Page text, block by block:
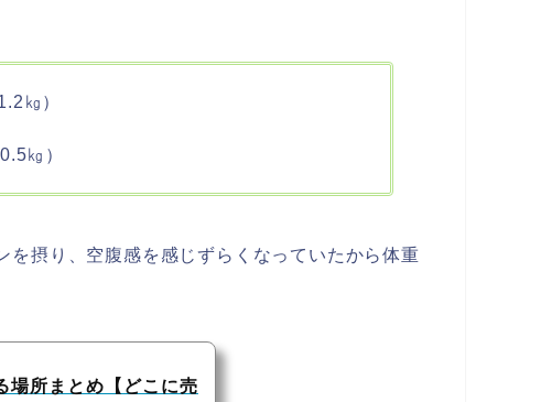
㎏）
㎏）
を摂り、空腹感を感じずらくなっていたから体重
場所まとめ【どこに売